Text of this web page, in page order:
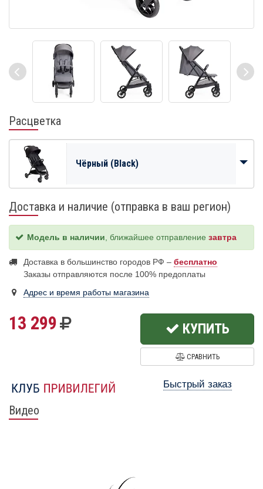
Расцветка
Чёрный (Black)
Доставка и наличие (отправка в ваш регион)
Модель в наличии , ближайшее отправление завтра
Доставка в большинство городов РФ – бесплатно
Заказы отправляются после 100% предоплаты
Адрес и время работы магазина
13 299 КУПИТЬ
СРАВНИТЬ
Быстрый заказ
Видео